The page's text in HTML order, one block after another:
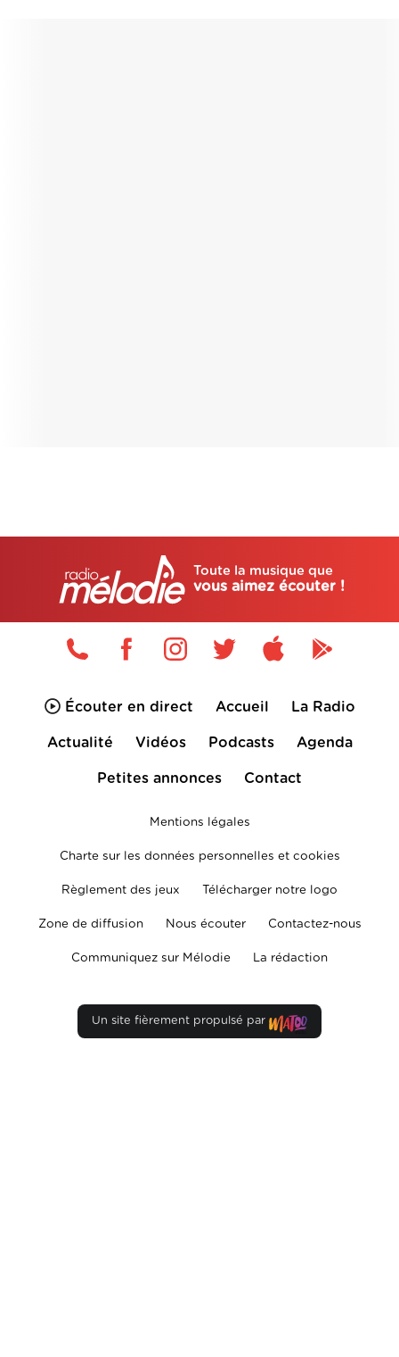
Toute la musique que
vous aimez écouter !
Écouter en direct Accueil La Radio
Actualité Vidéos Podcasts Agenda
Petites annonces Contact
Mentions légales
Charte sur les données personnelles et cookies
Règlement des jeux Télécharger notre logo
Zone de diffusion Nous écouter Contactez-nous
Communiquez sur Mélodie La rédaction
Un site fièrement propulsé par